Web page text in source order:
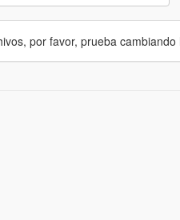
por favor, prueba